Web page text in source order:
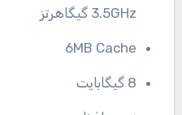
3.5GHz گیگاهرتز
6MB Cache
8 گیگابایت